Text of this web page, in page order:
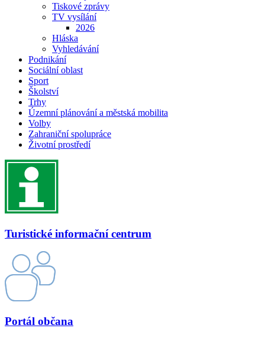
Tiskové zprávy
TV vysílání
2026
Hláska
Vyhledávání
Podnikání
Sociální oblast
Sport
Školství
Trhy
Územní plánování a městská mobilita
Volby
Zahraniční spolupráce
Životní prostředí
Turistické informační centrum
Portál občana